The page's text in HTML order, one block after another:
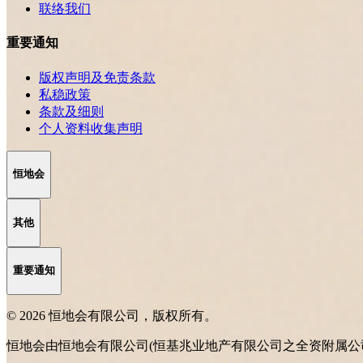
联络我们
重要通知
版权声明及免责条款
私稳政策
条款及细则
个人资料收集声明
恒地会
其他
重要通知
© 2026 恒地会有限公司，版权所有。
恒地会由恒地会有限公司(恒基兆业地产有限公司之全资附属